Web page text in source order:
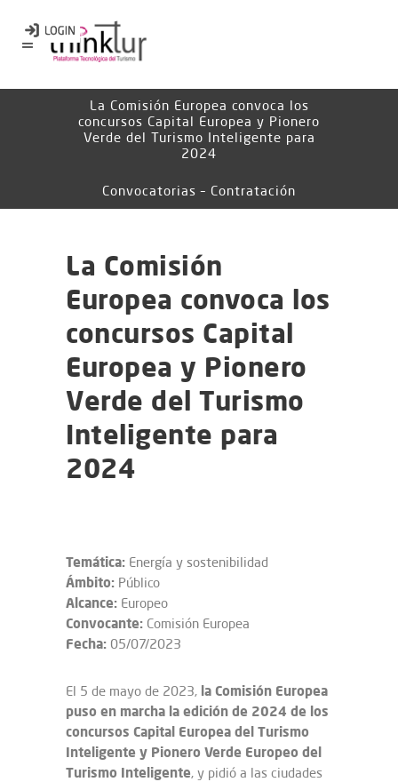
La Comisión Europea convoca los
concursos Capital Europea y Pionero
Verde del Turismo Inteligente para
2024
Convocatorias – Contratación
La Comisión
Europea convoca los
concursos Capital
Europea y Pionero
Verde del Turismo
Inteligente para
2024
Temática: Energía y sostenibilidad
Ámbito: Público
Alcance: Europeo
Convocante: Comisión Europea
Fecha: 05/07/2023
El 5 de mayo de 2023, la Comisión Europea
puso en marcha la edición de 2024 de los
concursos Capital Europea del Turismo
Inteligente y Pionero Verde Europeo del
Turismo Inteligente, y pidió a las ciudades